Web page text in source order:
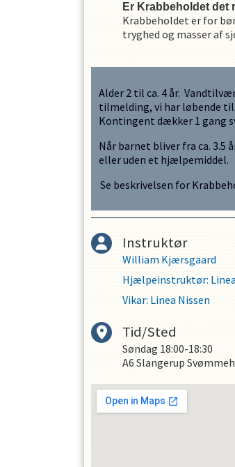
OPRET EN
Er Krabbeholdet det
Krabbeholdet er for
tryghed og masser af
Alder 2 til ca. 4 år.
tilmelding, vi har løbende
Kontingent dækker 1 gang
Når barnet bliver fra ca.
eller uden et hjælpemiddel.
Se beskrivelsen for
Instruktør
William Kjærsgaard
Hjælpeinstruktør:
Vikar: Linea Nissen
Tid/Sted
Søndag 18:00-18:30
A6 Slangerup